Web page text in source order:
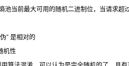
池当前最大可用的随机二进制位，当请求
” 是相对的
机性